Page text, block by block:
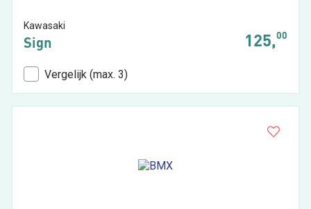
Kawasaki
Sign 125,00
Vergelijk (max. 3)